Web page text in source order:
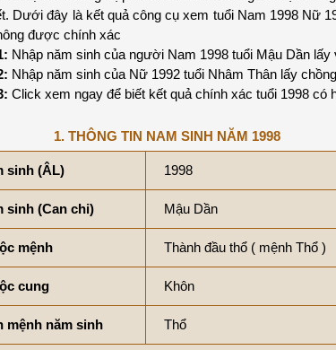
Dưới đây là kết quả công cụ xem tuổi Nam 1998 Nữ
được chính xác
Nhập năm sinh của người Nam 1998 tuổi Mậu Dần lấy
Nhập năm sinh của Nữ 1992 tuổi Nhâm Thân lấy chồng
Click xem ngay để biết kết quả chính xác tuổi 1998 có
1. THÔNG TIN NAM SINH NĂM 1998
sinh (ÂL) 1998
sinh (Can chi) Mậu Dần
mệnh Thành đầu thổ ( mệnh Thổ )
cung Khôn
mệnh năm sinh Thổ